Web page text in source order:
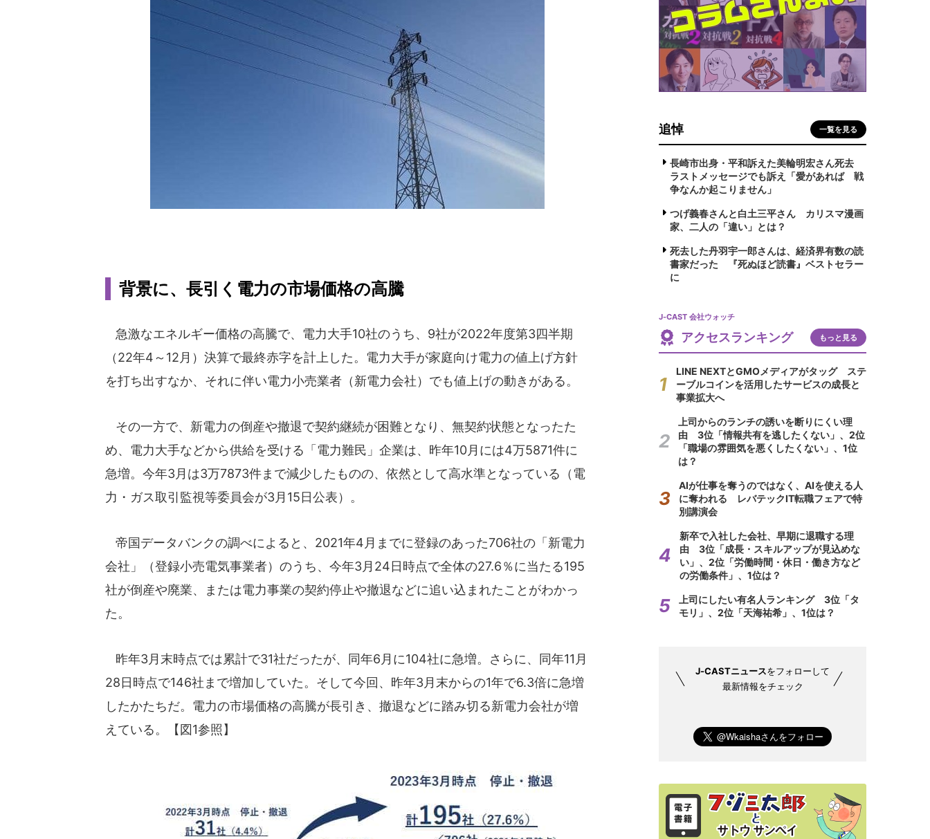
背景に、長引く電力の市場価格の高騰
急激なエネルギー価格の高騰で、電力大手10社のうち、9社が2022年度第3四半期
（22年4～12月）決算で最終赤字を計上した。電力大手が家庭向け電力の値上げ方針
を打ち出すなか、それに伴い電力小売業者（新電力会社）でも値上げの動きがある。
その一方で、新電力の倒産や撤退で契約継続が困難となり、無契約状態となったた
め、電力大手などから供給を受ける「電力難民」企業は、昨年10月には4万5871件に
急増。今年3月は3万7873件まで減少したものの、依然として高水準となっている（電
力・ガス取引監視等委員会が3月15日公表）。
帝国データバンクの調べによると、2021年4月までに登録のあった706社の「新電力
会社」（登録小売電気事業者）のうち、今年3月24日時点で全体の27.6％に当たる195
社が倒産や廃業、または電力事業の契約停止や撤退などに追い込まれたことがわかっ
た。
昨年3月末時点では累計で31社だったが、同年6月に104社に急増。さらに、同年11月
28日時点で146社まで増加していた。そして今回、昨年3月末からの1年で6.3倍に急増
したかたちだ。電力の市場価格の高騰が長引き、撤退などに踏み切る新電力会社が増
えている。【図1参照】
追悼 一覧を見る
長崎市出身・平和訴えた美輪明宏さん死去
ラストメッセージでも訴え「愛があれば 戦
争なんか起こりません」
つげ義春さんと白土三平さん カリスマ漫画
家、二人の「違い」とは？
死去した丹羽宇一郎さんは、経済界有数の読
書家だった 『死ぬほど読書』ベストセラー
に
J-CAST 会社ウォッチ
アクセスランキング もっと見る
LINE NEXTとGMOメディアがタッグ ステ
ーブルコインを活用したサービスの成長と
事業拡大へ
上司からのランチの誘いを断りにくい理
由 3位「情報共有を逃したくない」、2位
「職場の雰囲気を悪くしたくない」、1位
は？
AIが仕事を奪うのではなく、AIを使える人
に奪われる レバテックIT転職フェアで特
別講演会
新卒で入社した会社、早期に退職する理
由 3位「成長・スキルアップが見込めな
い」、2位「労働時間・休日・働き方など
の労働条件」、1位は？
上司にしたい有名人ランキング 3位「タ
モリ」、2位「天海祐希」、1位は？
J-CASTニュースをフォローして
最新情報をチェック